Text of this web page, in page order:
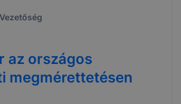
Vezetőség
az országos
megmérettetésen